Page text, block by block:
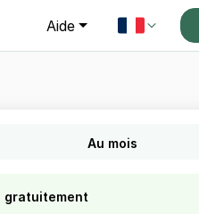
Aide
Au mois
gratuitement